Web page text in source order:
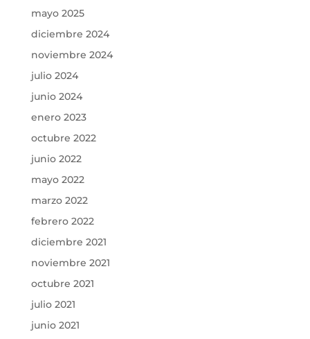
mayo 2025
diciembre 2024
noviembre 2024
julio 2024
junio 2024
enero 2023
octubre 2022
junio 2022
mayo 2022
marzo 2022
febrero 2022
diciembre 2021
noviembre 2021
octubre 2021
julio 2021
junio 2021